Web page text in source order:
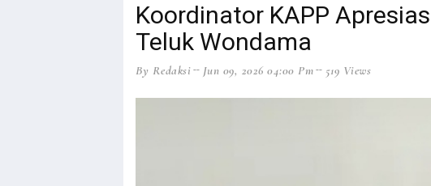
Koordinator KAPP
Teluk Wondama
By Redaksi Jun 09, 2026 04:00 Pm 519 Views